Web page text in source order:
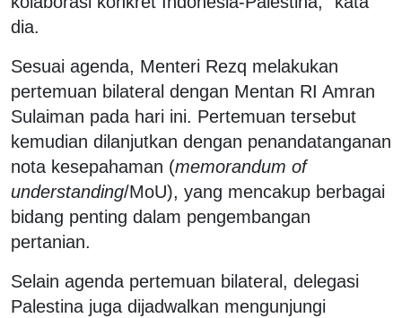
dia.
Sesuai agenda, Menteri Rezq melakukan
pertemuan bilateral dengan Mentan RI Amran
Sulaiman pada hari ini. Pertemuan tersebut
kemudian dilanjutkan dengan penandatanganan
nota kesepahaman (memorandum of
understanding/MoU), yang mencakup berbagai
bidang penting dalam pengembangan
pertanian.
Selain agenda pertemuan bilateral, delegasi
Palestina juga dijadwalkan mengunjungi